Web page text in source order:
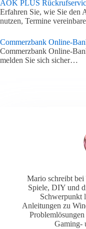
AOK PLUS
Erfahren Sie, wie Sie
nutzen, Termine
Commerzbank Online-
Commerzbank Online-
melden Sie sich sicher…
Mario schreibt
Spiele, DIY und
Schwerpunkt
Anleitungen zu
Gaming-